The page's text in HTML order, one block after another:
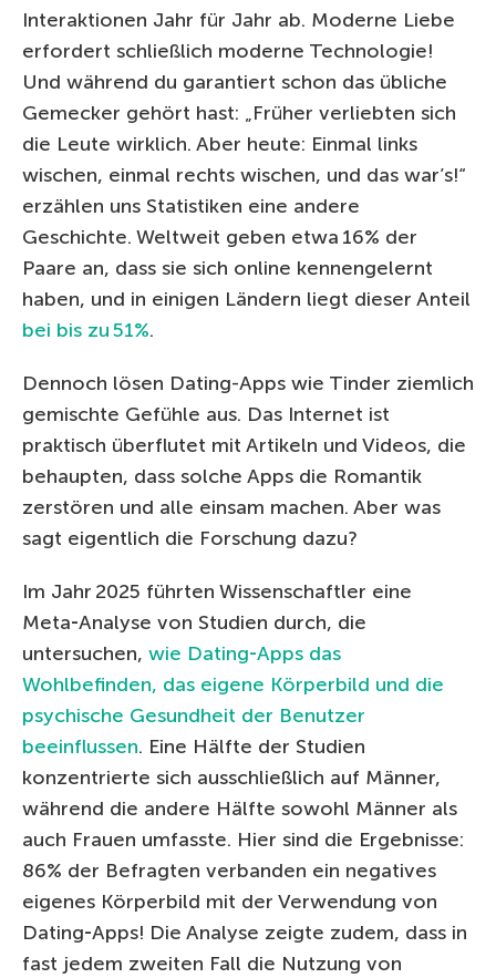
Interaktionen Jahr für Jahr ab. Moderne Liebe
erfordert schließlich moderne Technologie!
Und während du garantiert schon das übliche
Gemecker gehört hast: „Früher verliebten sich
die Leute wirklich. Aber heute: Einmal links
wischen, einmal rechts wischen, und das war’s!“
erzählen uns Statistiken eine andere
Geschichte. Weltweit geben etwa 16% der
Paare an, dass sie sich online kennengelernt
haben, und in einigen Ländern liegt dieser Anteil
bei bis zu 51%.
Dennoch lösen Dating-Apps wie Tinder ziemlich
gemischte Gefühle aus. Das Internet ist
praktisch überflutet mit Artikeln und Videos, die
behaupten, dass solche Apps die Romantik
zerstören und alle einsam machen. Aber was
sagt eigentlich die Forschung dazu?
Im Jahr 2025 führten Wissenschaftler eine
Meta‑Analyse von Studien durch, die
untersuchen, wie Dating‑Apps das
Wohlbefinden, das eigene Körperbild und die
psychische Gesundheit der Benutzer
beeinflussen. Eine Hälfte der Studien
konzentrierte sich ausschließlich auf Männer,
während die andere Hälfte sowohl Männer als
auch Frauen umfasste. Hier sind die Ergebnisse:
86% der Befragten verbanden ein negatives
eigenes Körperbild mit der Verwendung von
Dating‑Apps! Die Analyse zeigte zudem, dass in
fast jedem zweiten Fall die Nutzung von